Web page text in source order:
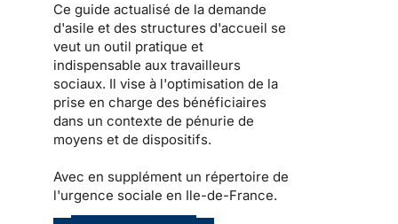
Ce guide actualisé de la demande
d'asile et des structures d'accueil se
veut un outil pratique et
indispensable aux travailleurs
sociaux. Il vise à l'optimisation de la
prise en charge des bénéficiaires
dans un contexte de pénurie de
moyens et de dispositifs.
Avec en supplément un répertoire de
l'urgence sociale en Ile-de-France.